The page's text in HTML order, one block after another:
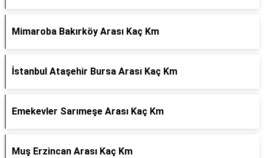
Mimaroba Bakırköy Arası Kaç Km
İstanbul Ataşehir Bursa Arası Kaç Km
Emekevler Sarımeşe Arası Kaç Km
Muş Erzincan Arası Kaç Km